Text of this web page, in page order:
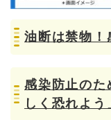
油断は禁物！
感染防止のた
しく恐れよう